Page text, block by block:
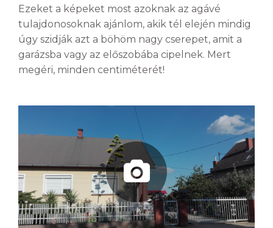
Ezeket a képeket most azoknak az agávé
tulajdonosoknak ajánlom, akik tél elején mindig
úgy szidják azt a böhöm nagy cserepet, amit a
garázsba vagy az előszobába cipelnek. Mert
megéri, minden centiméterét!